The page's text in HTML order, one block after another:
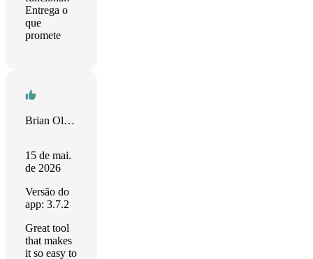
Entrega o
que
promete
Brian Olson
15 de mai.
de 2026
Versão do
app: 3.7.2
Great tool
that makes
it so easy to